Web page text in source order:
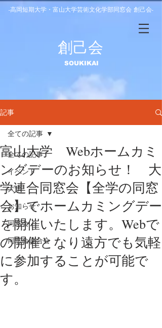
-高岡短期大学・富山大学芸術文化学部同窓会 創己会-
​SOUKIKAI
​創己会
記事
全ての記事
イベント
大学
お知らせ
同窓会
同窓会連合会
全ての記事
富山大学 Webホームカミ
ングデーのお知らせ！ 大
学連合同窓会【全学の同窓
会】でホームカミングデー
を開催いたします。Webで
の開催となり遠方でも気軽
に参加することが可能で
す。